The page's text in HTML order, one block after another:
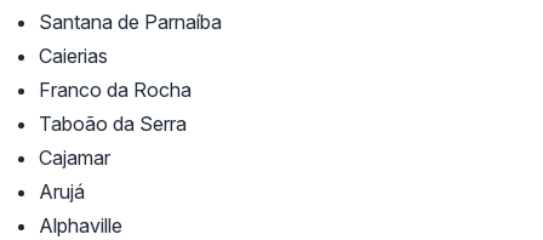
Santana de Parnaíba
Caierias
Franco da Rocha
Taboão da Serra
Cajamar
Arujá
Alphaville